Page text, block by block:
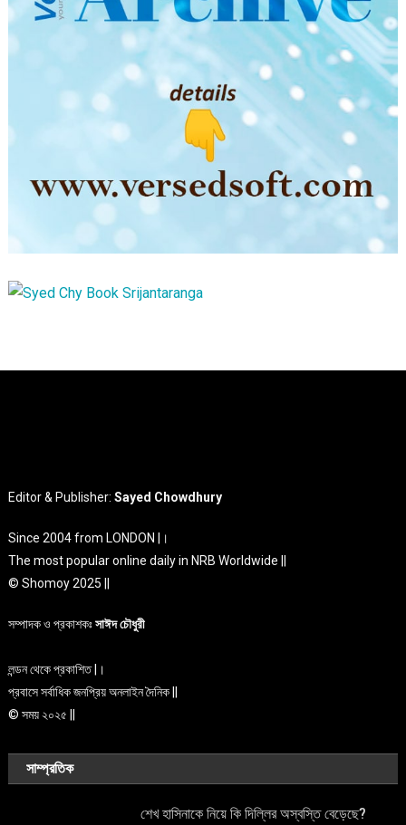
Editor & Publisher:Sayed Chowdhury
Since 2004 from LONDON |।
The most popular online daily in NRB Worldwide ||
© Shomoy 2025 ||
সম্পাদক ও প্রকাশকঃসাঈদ চৌধুরী
লন্ডন থেকে প্রকাশিত |।
প্রবাসে সর্বাধিক জনপ্রিয় অনলাইন দৈনিক ||
© সময় ২০২৫ ||
সাম্প্রতিক
শেখ হাসিনাকে নিয়ে কি দিল্লির অস্বস্তি বেড়েছে?